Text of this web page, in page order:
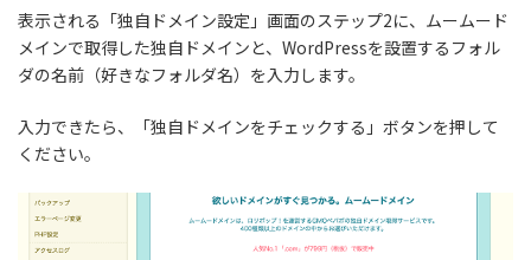
表示される「独自ドメイン設定」画面のステップ2に、ムームード
メインで取得した独自ドメインと、WordPressを設置するフォル
ダの名前（好きなフォルダ名）を入力します。
入力できたら、「独自ドメインをチェックする」ボタンを押して
ください。